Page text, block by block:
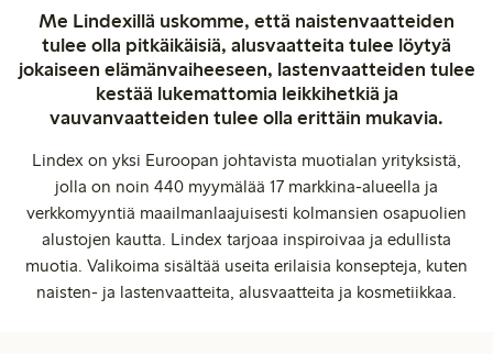
Me Lindexillä uskomme, että naistenvaatteiden
tulee olla pitkäikäisiä, alusvaatteita tulee löytyä
jokaiseen elämänvaiheeseen, lastenvaatteiden tulee
kestää lukemattomia leikkihetkiä ja
vauvanvaatteiden tulee olla erittäin mukavia.
Lindex on yksi Euroopan johtavista muotialan yrityksistä,
jolla on noin 440 myymälää 17 markkina-alueella ja
verkkomyyntiä maailmanlaajuisesti kolmansien osapuolien
alustojen kautta. Lindex tarjoaa inspiroivaa ja edullista
muotia. Valikoima sisältää useita erilaisia konsepteja, kuten
naisten- ja lastenvaatteita, alusvaatteita ja kosmetiikkaa.